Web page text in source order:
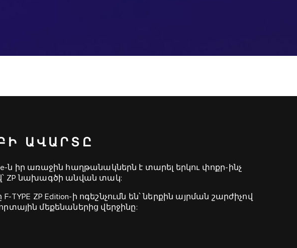
ԱՎԱՐՏԸ
ն իր առաջին հաղթանակներն է տարել երկու փոքր-ինչ
ZP նախագծի անվան տակ:
ZP Edition-ի ոգեշնչումն են՝ ներքին այրման շարժիչով
մեքենաներից վերջինը: